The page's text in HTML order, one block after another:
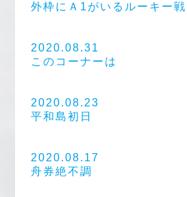
外枠にＡ1がいるルーキー
2020.08.31
このコーナーは
2020.08.23
平和島初日
2020.08.17
舟券絶不調